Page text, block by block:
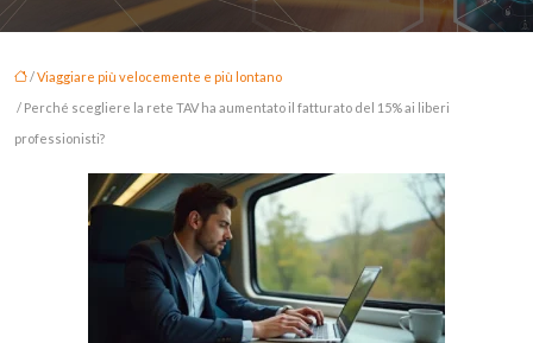
/Viaggiare più velocemente e più lontano
/ Perché scegliere la rete TAV ha aumentato il fatturato del 15% ai liberi
professionisti?